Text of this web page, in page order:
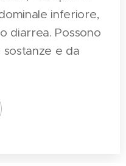
inferiore,
diarrea. Possono
e da